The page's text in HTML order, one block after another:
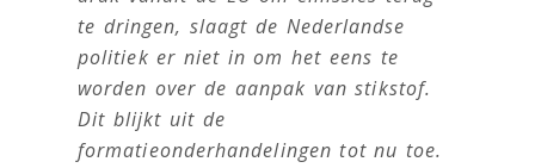
te dringen, slaagt de Nederlandse
politiek er niet in om het eens te
worden over de aanpak van stikstof.
Dit blijkt uit de
formatieonderhandelingen tot nu toe.